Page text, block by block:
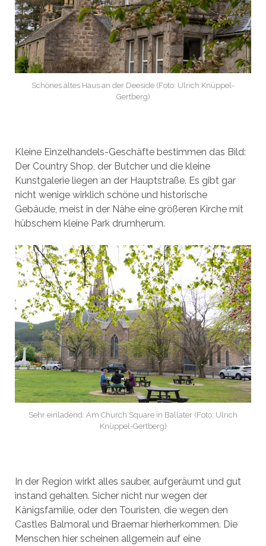
Schönes altes Haus an der Deeside (Foto: Ulrich Knüppel-
Gertberg)
Kleine Einzelhandels-Geschäfte bestimmen das Bild:
Der Country Shop, der Butcher und die kleine
Kunstgalerie liegen an der Hauptstraße. Es gibt gar
nicht wenige wirklich schöne und historische
Gebäude, meist in der Nähe eine größeren Kirche mit
hübschem kleine Park drumherum.
Sehr einladend: Am Church Square in Ballater (Foto: Ulrich
Knüppel-Gertberg)
In der Region wirkt alles sauber, aufgeräumt und gut
instand gehalten. Sicher nicht nur wegen der
Känigsfamilie, oder den Touristen, die wegen den
Castles Balmoral und Braemar hierherkommen. Die
Menschen hier scheinen allgemein auf eine